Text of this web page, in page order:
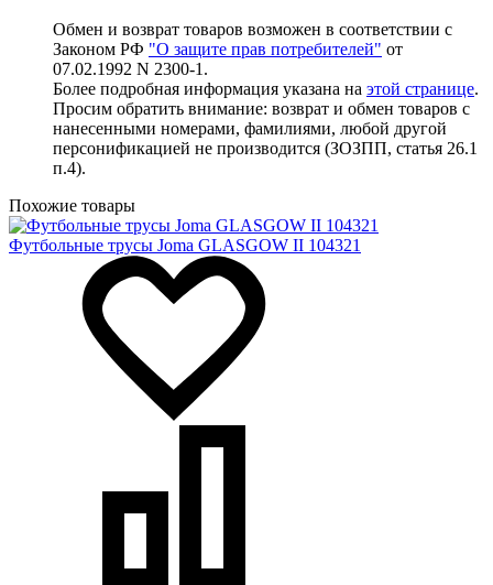
Обмен и возврат товаров возможен в соответствии с
Законом РФ "О защите прав потребителей" от
07.02.1992 N 2300-1.
Более подробная информация указана на этой странице.
Просим обратить внимание: возврат и обмен товаров с
нанесенными номерами, фамилиями, любой другой
персонификацией не производится (ЗОЗПП, статья 26.1
п.4).
Похожие товары
Футбольные трусы Joma GLASGOW II 104321